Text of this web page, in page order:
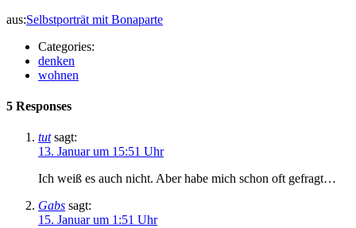
aus:Selbstporträt mit Bonaparte
Categories:
denken
wohnen
5 Responses
tut sagt:
13. Januar um 15:51 Uhr
Ich weiß es auch nicht. Aber habe mich schon oft gefragt…
Gabs sagt:
15. Januar um 1:51 Uhr